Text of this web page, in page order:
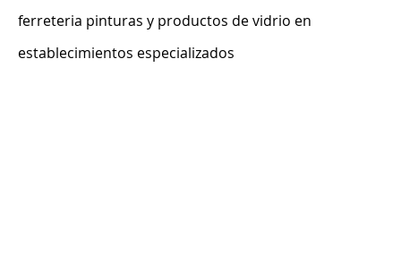
ferreteria pinturas y productos de vidrio en
establecimientos especializados